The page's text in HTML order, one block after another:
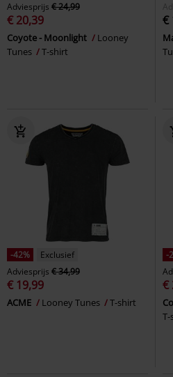
Adviesprijs € 24,99
€ 20,39
Coyote - Moonlight
Looney
Tunes
T-shirt
€
-42%
Exclusief
Adviesprijs € 34,99
€ 19,99
ACME Looney Tunes T-shirt
-
€